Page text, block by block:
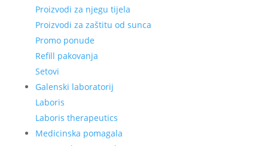
Proizvodi za njegu tijela
Proizvodi za zaštitu od sunca
Promo ponude
Refill pakovanja
Setovi
Galenski laboratorij
Laboris
Laboris therapeutics
Medicinska pomagala